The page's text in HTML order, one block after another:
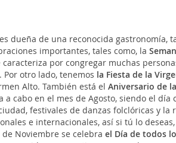
es dueña de una reconocida gastronomía,
importantes, tales como, la
por congregar muchas
otro lado, tenemos la Fiesta de la
Alto. También está el Aniversario de
cabo en el mes de Agosto, siendo el día
festivales de danzas folclóricas y la
e internacionales, así si tú lo
Noviembre se celebra el Día de todos